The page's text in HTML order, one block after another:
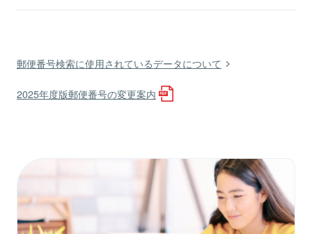
郵便番号検索に使用されているデータについて
2025年度版郵便番号の変更案内